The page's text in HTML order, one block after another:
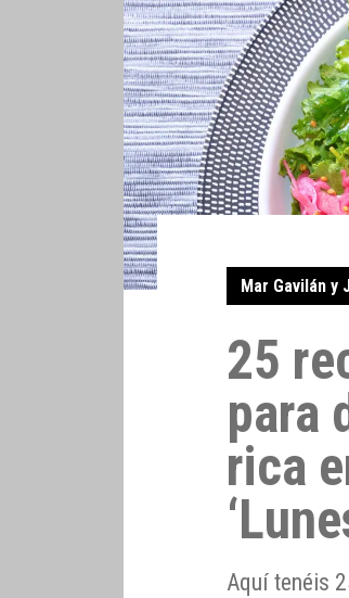
Mar Gavilán y
25
para
rica
Aquí tenéis